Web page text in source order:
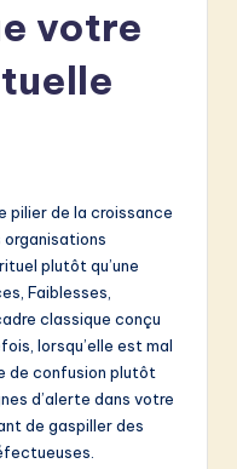
votre
pilier de la croissance
organisations
plutôt qu’une
Faiblesses,
classique conçu
lorsqu’elle est mal
de confusion plutôt
d’alerte dans votre
de gaspiller des